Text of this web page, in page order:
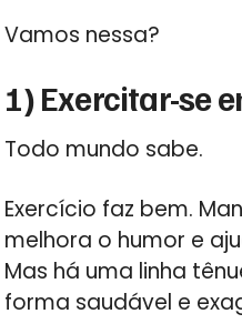
Vamos nessa?
1) Exercitar-se
Todo mundo sabe.
Exercício faz bem.
melhora o humor e
Mas há uma linha
forma saudável e